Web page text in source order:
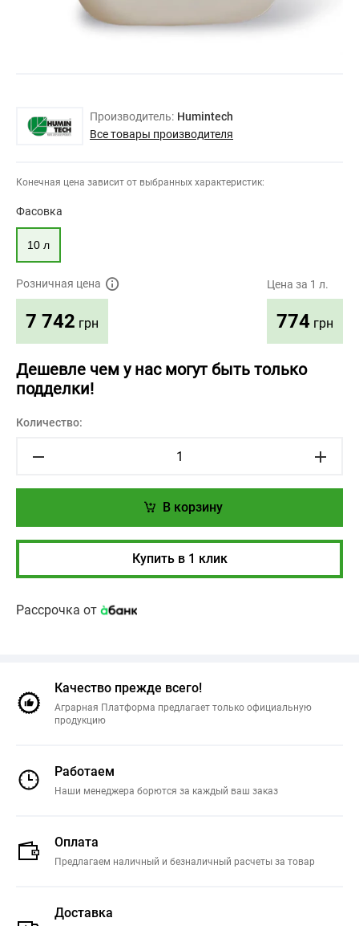
Производитель: Humintech
Все товары производителя
Конечная цена зависит от выбранных характеристик:
Фасовка
10 л
Розничная цена
7 742 грн
Цена за 1 л.
774 грн
Дешевле чем у нас могут быть только
подделки!
Количество:
В корзину
Купить в 1 клик
Рассрочка от
Качество прежде всего!
Аграрная Платформа предлагает только официальную
продукцию
Работаем
Наши менеджера борются за каждый ваш заказ
Оплата
Предлагаем наличный и безналичный расчеты за товар
Доставка